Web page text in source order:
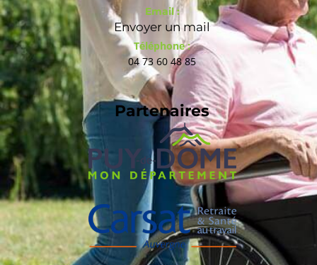
Email :
Envoyer un mail
Téléphone :
04 73 60 48 85
Partenaires